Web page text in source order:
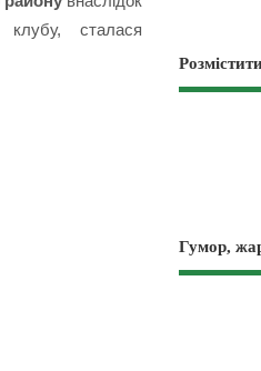
клубу, сталася
Гумор,